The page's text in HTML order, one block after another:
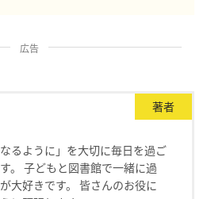
広告
著者
なるように」を大切に毎日を過ご
。 子どもと図書館で一緒に過
大好きです。 皆さんのお役に